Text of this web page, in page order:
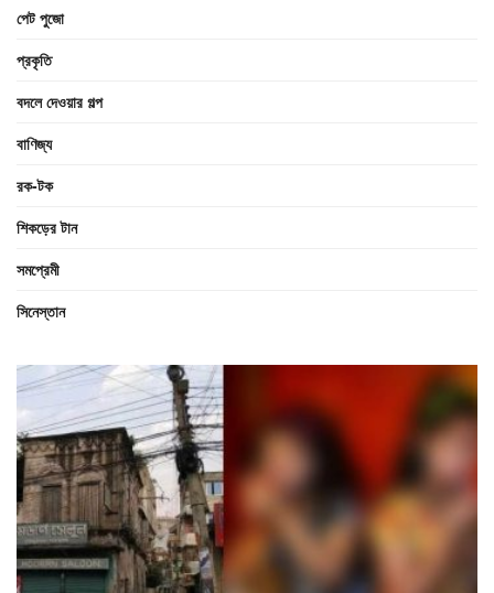
পেট পুজো
প্রকৃতি
বদলে দেওয়ার গল্প
বাণিজ্য
রক-টক
শিকড়ের টান
সমপ্রেমী
সিনেস্তান